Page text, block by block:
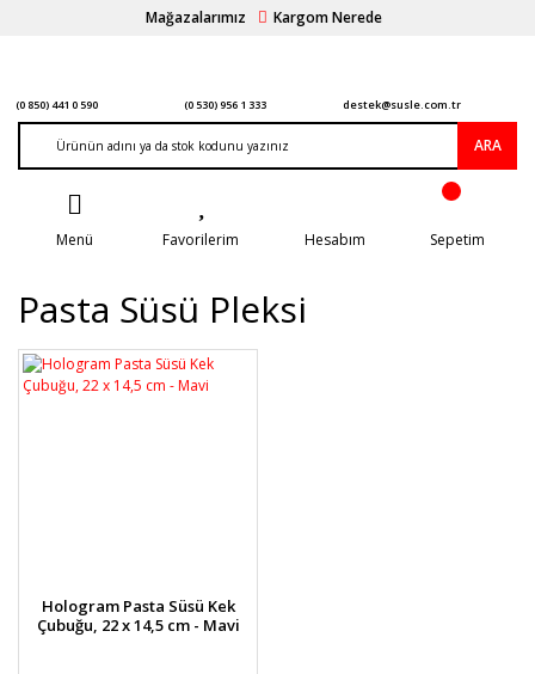
Mağazalarımız Kargom Nerede
(0 850) 441 0 590 (0 530) 956 1 333 destek@susle.com.tr
ARA
Menü Favorilerim Hesabım Sepetim
Pasta Süsü Pleksi
Hologram Pasta Süsü Kek
Çubuğu, 22 x 14,5 cm - Mavi